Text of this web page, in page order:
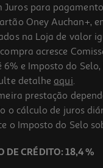
De Tara Menon
Juros para
Oney Auchan+,
na Loja de valor
acresce
e Imposto do
detalhe aqui.
prestação
o cálculo de juros
o Imposto do Selo
DE CRÉDITO: 18,4 %